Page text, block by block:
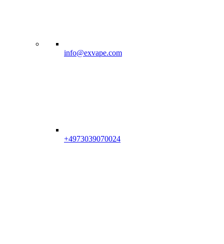
info@exvape.com
+4973039070024